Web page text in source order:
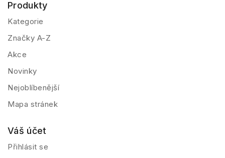
Produkty
Kategorie
Značky A-Z
Akce
Novinky
Nejoblíbenější
Mapa stránek
Váš účet
Přihlásit se